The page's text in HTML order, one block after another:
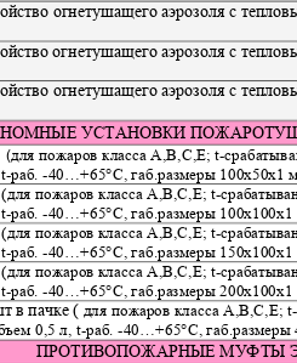
огнетушащего аэрозоля с
огнетушащего аэрозоля с
огнетушащего аэрозоля с
УСТАНОВКИ
(для пожаров класса А,В,С,Е; t-
-раб.-40…+65°С, габ.размеры 100х50х1
(для пожаров класса А,В,С,Е;t-
-раб.-40…+65°С, габ.размеры
(для пожаров класса А,В,С,Е; t-
-раб.-40…+65°С, габ.размеры 15
(для пожаров класса А,В,С,Е; t-
-раб.-40…+65°С, габ.размеры200
в пачке ( для пожаров класса А,В,С,Е; t-
0,5 л, t-раб.-40…+65°С, габ.размеры
ПРОТИВОПОЖАРНЫЕ МУФТЫ